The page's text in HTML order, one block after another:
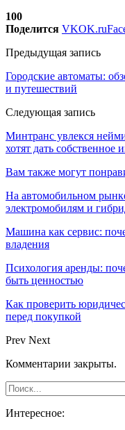
100
Поделится VKOK.ru
Предыдущая запись
Городские автоматы:
и путешествий
Следующая запись
Минтранс увлекся
хотят дать собственное
Вам также могут
На автомобильном
электромобилям и
Машина как сервис:
владения
Психология аренды:
быть ценностью
Как проверить
перед покупкой
Prev Next
Комментарии закрыты.
Интересное: